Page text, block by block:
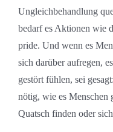
Ungleichbehandlung
bedarf es Aktionen wie
pride. Und wenn es
sich darüber aufregen,
gestört fühlen, sei
nötig, wie es Menschen
Quatsch finden oder